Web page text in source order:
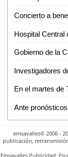
Concierto a
emsavalles© 2006 -
publicación,
Emsavalles Publicidad,